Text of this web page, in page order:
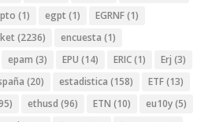
(1) egpt (1) EGRNF(1)
(2236) encuesta (1)
epam (3) EPU (14) ERIC(1) Erj (3)
(20) estadistica (158) ETF(13)
ethusd (96) ETN (10) eu10y(5)